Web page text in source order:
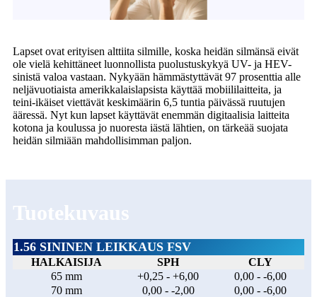
Lapset ovat erityisen alttiita silmille, koska heidän silmänsä eivät
ole vielä kehittäneet luonnollista puolustuskykyä UV- ja HEV-
sinistä valoa vastaan. Nykyään hämmästyttävät 97 prosenttia alle
neljävuotiaista amerikkalaislapsista käyttää mobiililaitteita, ja
teini-ikäiset viettävät keskimäärin 6,5 tuntia päivässä ruutujen
ääressä. Nyt kun lapset käyttävät enemmän digitaalisia laitteita
kotona ja koulussa jo nuoresta iästä lähtien, on tärkeää suojata
heidän silmiään mahdollisimman paljon.
Tuotekuvaus
1.56 SININEN LEIKKAUS FSV
HALKAISIJA SPH
CLY
65 mm
+0,25 - +6,00
0,00 - -6,00
70 mm
0,00 - -2,00
0,00 - -6,00